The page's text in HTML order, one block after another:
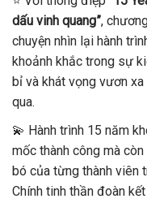
dấu vinh quang”,
chuyện nhìn lại hành
khoảnh khắc trong sự
bỉ và khát vọng vươn
qua.
💫 Hành trình 15 năm
mốc thành công mà
bó của từng thành viên
Chính tinh thần đoàn